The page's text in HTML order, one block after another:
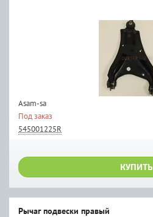
Asam-sa
Под заказ
545001225R
КУПИТЬ
Рычаг подвески правый